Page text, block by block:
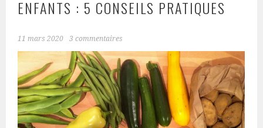
ENFANTS : 5 CONSEILS PRATIQUES
11 mars 2020 3 commentaires